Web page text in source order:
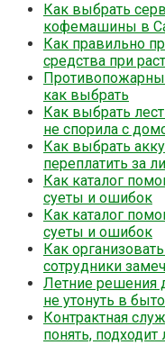
Как выбрать
кофемашины в
Как правильно
средства при
как выбрать
Как выбрать
не спорила с
Как выбрать
переплатить за
Как каталог
суеты и ошибок
Как каталог
суеты и ошибок
Как
сотрудники
Летние решения
не утонуть в
Контрактная
понять, подходит